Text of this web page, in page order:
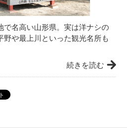
で名高い山形県。実は洋ナシの
野や最上川といった観光名所も
続きを読む